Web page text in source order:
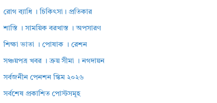
রোগ ব্যাধি । চিকিৎসা। প্রতিকার
শাস্তি । সাময়িক বরখাস্ত । অপসারণ
শিক্ষা ভাতা । পোষাক । রেশন
সঞ্চয়পত্র খবর । ক্রয় সীমা । নগদায়ন
সর্বজনীন পেনশন স্কিম ২০২৬
সর্বশেষ প্রকাশিত পোস্টসমূহ